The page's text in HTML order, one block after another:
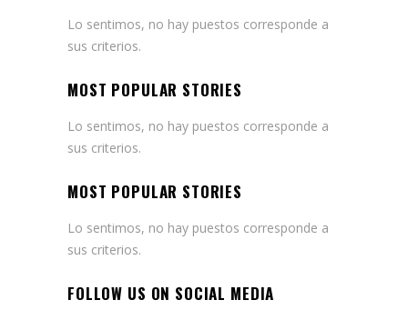
Lo sentimos, no hay puestos corresponde a
sus criterios.
MOST POPULAR STORIES
Lo sentimos, no hay puestos corresponde a
sus criterios.
MOST POPULAR STORIES
Lo sentimos, no hay puestos corresponde a
sus criterios.
FOLLOW US ON SOCIAL MEDIA